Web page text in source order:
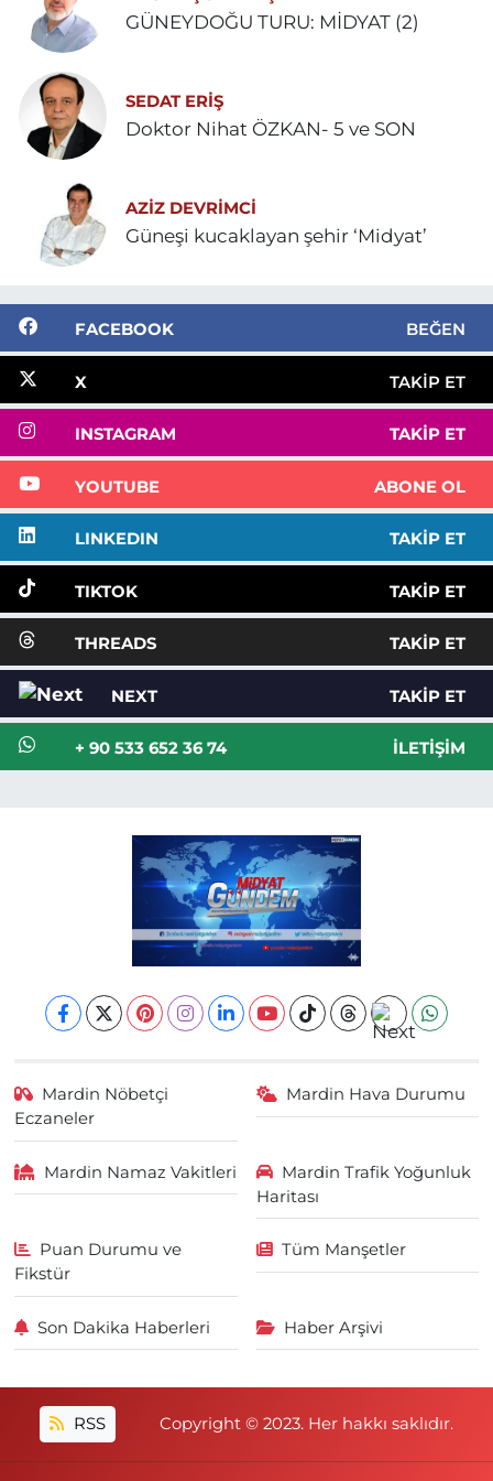
GÜNEYDOĞU TURU: MİDYAT (2)
SEDAT ERİŞ
Doktor Nihat ÖZKAN- 5 ve SON
AZIZ DEVRIMCI
Güneşi kucaklayan şehir ‘Midyat’
FACEBOOK BEĞEN
X TAKIP ET
INSTAGRAM TAKIP ET
YOUTUBE ABONE OL
LINKEDIN TAKIP ET
TIKTOK TAKIP ET
THREADS TAKIP ET
NEXT TAKIP ET
+ 90 533 652 36 74 İLETIŞIM
Mardin Nöbetçi
Eczaneler
Mardin Hava Durumu
Mardin Namaz Vakitleri
Mardin Trafik Yoğunluk
Haritası
Puan Durumu ve
Fikstür
Tüm Manşetler
Son Dakika Haberleri Haber Arşivi
RSS Copyright © 2023. Her hakkı saklıdır.